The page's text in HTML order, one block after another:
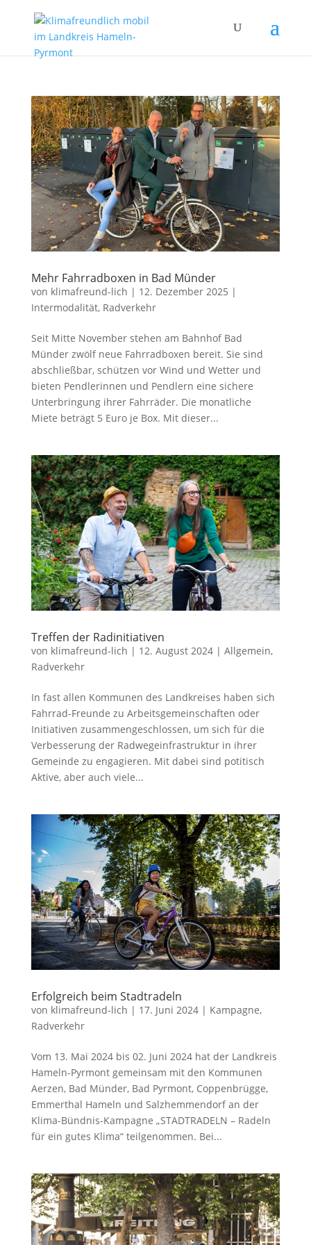
Mehr Fahrradboxen in Bad Münder
von klimafreund-lich | 12. Dezember 2025 |
Intermodalität, Radverkehr
Seit Mitte November stehen am Bahnhof Bad
Münder zwölf neue Fahrradboxen bereit. Sie sind
abschließbar, schützen vor Wind und Wetter und
bieten Pendlerinnen und Pendlern eine sichere
Unterbringung ihrer Fahrräder. Die monatliche
Miete beträgt 5 Euro je Box. Mit dieser...
Treffen der Radinitiativen
von klimafreund-lich | 12. August 2024| Allgemein,
Radverkehr
In fast allen Kommunen des Landkreises haben sich
Fahrrad-Freunde zu Arbeitsgemeinschaften oder
Initiativen zusammengeschlossen, um sich für die
Verbesserung der Radwegeinfrastruktur in ihrer
Gemeinde zu engagieren. Mit dabei sind potitisch
Aktive, aber auch viele...
Erfolgreich beim Stadtradeln
von klimafreund-lich | 17. Juni 2024| Kampagne,
Radverkehr
Vom 13. Mai 2024 bis 02. Juni 2024 hat der Landkreis
Hameln-Pyrmont gemeinsam mit den Kommunen
Aerzen, Bad Münder, Bad Pyrmont, Coppenbrügge,
Emmerthal Hameln und Salzhemmendorf an der
Klima-Bündnis-Kampagne „STADTRADELN – Radeln
für ein gutes Klima“ teilgenommen. Bei...